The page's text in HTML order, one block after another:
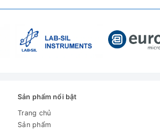
Sản phẩm nổi bật
Trang chủ
Sản phẩm